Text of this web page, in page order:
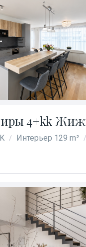
4+kk
/ Интерьер 129 m² /